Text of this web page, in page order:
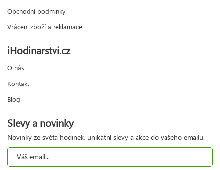
Obchodní podmínky
Vrácení zboží a reklamace
iHodinarstvi.cz
O nás
Kontakt
Blog
Slevy a novinky
Novinky ze světa hodinek, unikátní slevy a akce do vašeho emailu.